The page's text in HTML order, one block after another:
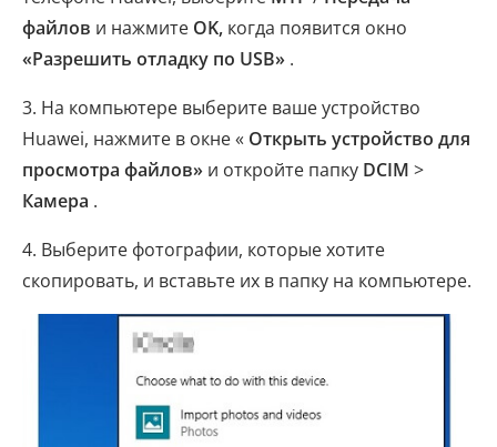
файлов и нажмите OK, когда появится окно
«Разрешить отладку по USB» .
3. На компьютере выберите ваше устройство
Huawei, нажмите в окне « Открыть устройство для
просмотра файлов» и откройте папку DCIM >
Камера .
4. Выберите фотографии, которые хотите
скопировать, и вставьте их в папку на компьютере.